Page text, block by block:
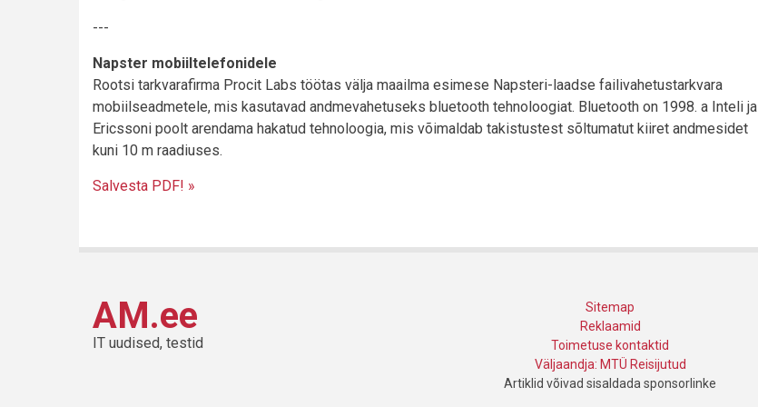
---
Napster mobiiltelefonidele
Rootsi tarkvarafirma Procit Labs töötas välja maailma esimese Napsteri-laadse failivahetustarkvara
mobiilseadmetele, mis kasutavad andmevahetuseks bluetooth tehnoloogiat. Bluetooth on 1998. a Inteli ja
Ericssoni poolt arendama hakatud tehnoloogia, mis võimaldab takistustest sõltumatut kiiret andmesidet
kuni 10 m raadiuses.
Salvesta PDF! »
AM.ee
IT uudised, testid
Sitemap
Reklaamid
Toimetuse kontaktid
Väljaandja: MTÜ Reisijutud
Artiklid võivad sisaldada sponsorlinke